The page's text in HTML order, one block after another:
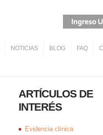
NOTICIAS BLOG FAQ
ARTÍCULOS DE
INTERÉS
Evidencia clínica